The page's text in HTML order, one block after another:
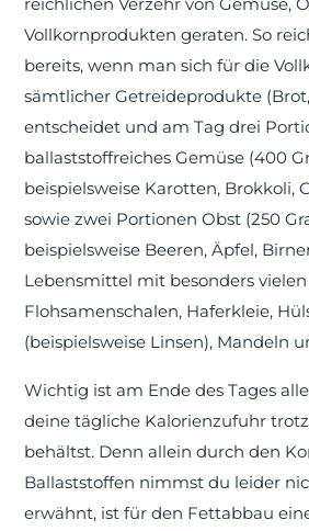
Vollkornprodukten geraten. So
bereits, wenn man sich für die
sämtlicher Getreideprodukte
entscheidet und am Tag drei
ballaststoffreiches Gemüse (400
beispielsweise Karotten, Brokkoli,
sowie zwei Portionen Obst (250
beispielsweise Beeren, Äpfel,
Lebensmittel mit besonders
Flohsamenschalen, Haferkleie,
(beispielsweise Linsen), Mandeln
Wichtig ist am Ende des Tages
deine tägliche Kalorienzufuhr
behältst. Denn allein durch den
Ballaststoffen nimmst du leider
erwähnt, ist für den Fettabbau